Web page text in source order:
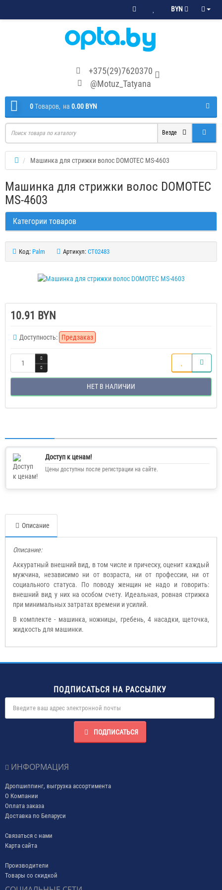
BYN
+375(29)7620370
@Motuz_Tatyana
0Tоваров, на 0.00 BYN
Везде
Машинка для стрижки волос DOMOTEC MS-4603
Машинка для стрижки волос DOMOTEC
MS-4603
Категории товаров
Код: Palm Артикул: CT02483
10.91 BYN
Доступность: Предзаказ
НЕТ В НАЛИЧИИ
Доступ к ценам!
Цены доступны после регистрации на сайте.
Описание
Описание:
Аккуратный внешний вид, в том числе и прическу, оценит каждый
мужчина, независимо ни от возраста, ни от профессии, ни от
социального статуса. По поводу женщин не надо и говорить:
внешний вид у них на особом счету. Идеальная, ровная стрижка
при минимальных затратах времени и усилий.
В комплекте - машинка, ножницы, гребень, 4 насадки, щеточка,
жидкость для машинки.
ПОДПИСАТЬСЯ НА РАССЫЛКУ
ПОДПИСАТЬСЯ
ИНФОРМАЦИЯ
Дропшиппинг, выгрузка ассортимента
О Компании
Оплата заказа
Доставка по Беларуси
Связаться с нами
Карта сайта
Производители
Товары со скидкой